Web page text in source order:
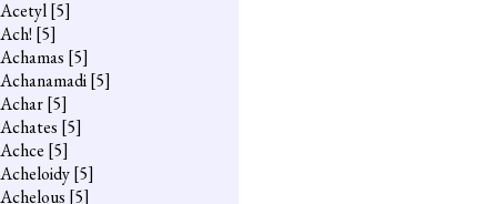
Acetyl[5]
Ach! [5]
Achamas [5]
Achanamadi[5]
Achar[5]
Achates [5]
Achce [5]
Acheloidy[5]
Achelous [5]